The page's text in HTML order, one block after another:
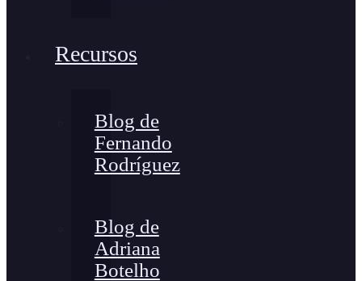
Recursos
Blog de
Fernando
Rodríguez
Blog de
Adriana
Botelho